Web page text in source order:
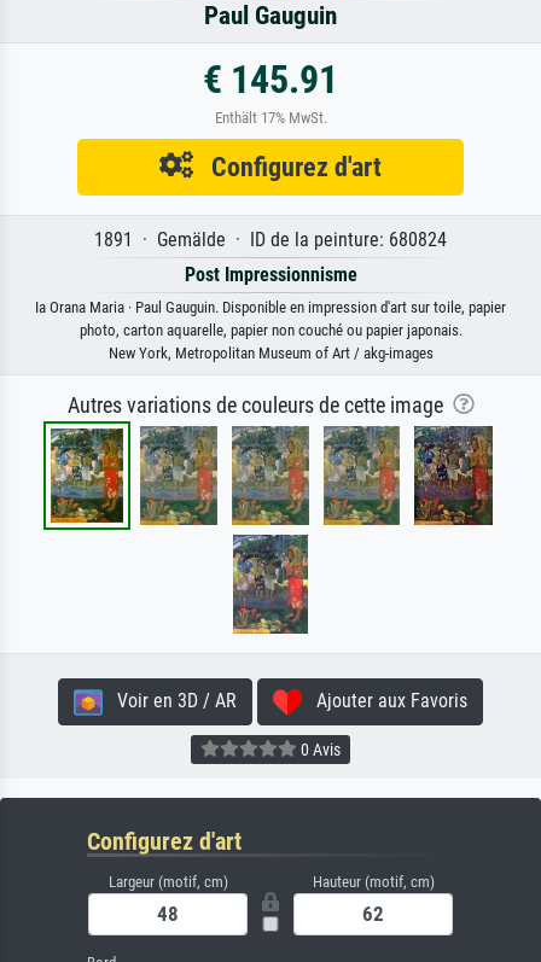
Paul Gauguin
€ 145.91
Enthält 17% MwSt.
Configurez d'art
1891 · Gemälde · ID de la peinture: 680824
Post Impressionnisme
Ia Orana Maria · Paul Gauguin. Disponible en impression d'art sur toile, papier
photo, carton aquarelle, papier non couché ou papier japonais.
New York, Metropolitan Museum of Art / akg-images
Autres variations de couleurs de cette image
Voir en 3D / AR Ajouter aux Favoris
0 Avis
Configurez d'art
Largeur (motif, cm) Hauteur (motif, cm)